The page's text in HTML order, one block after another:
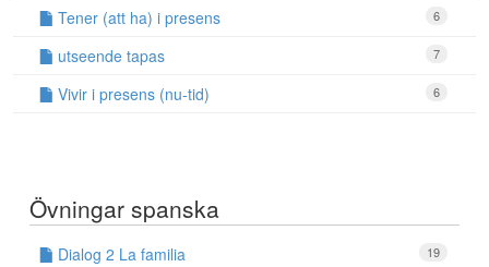
6
Tener (att ha) i presens
7
utseende tapas
6
Vivir i presens (nu-tid)
Övningar spanska
19
Dialog 2 La familia